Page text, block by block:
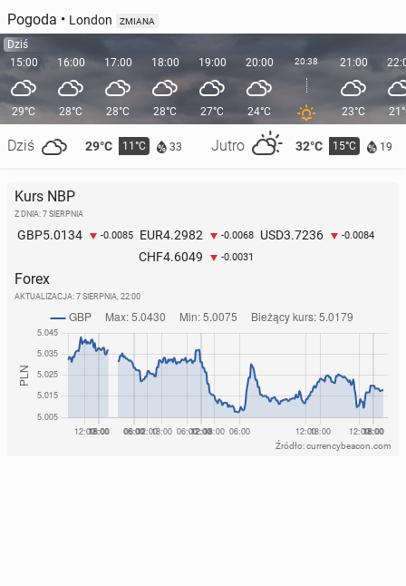
Pogoda • London ZMIANA
Dziś
15:00
29°C
Dziś 29°C 11°C 33 Jutro 32°C 15°C 19
16:00
28°C
17:00
28°C
18:00
28°C
19:00
27°C
20:00
24°C
20:38 21:00
23°C
Kurs NBP
Z DNIA: 7 SIERPNIA
GBP5.0134 -0.0085 EUR4.2982 -0.0068 USD3.7236 -0.0084
CHF4.6049 -0.0031
Forex
AKTUALIZACJA: 7 SIERPNIA, 22:00
Źródło: currencybeacon.com